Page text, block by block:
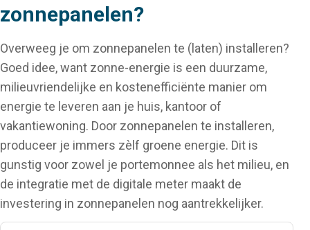
zonnepanelen?
Overweeg je om zonnepanelen te (laten) installeren?
Goed idee, want zonne-energie is een duurzame,
milieuvriendelijke en kostenefficiënte manier om
energie te leveren aan je huis, kantoor of
vakantiewoning. Door zonnepanelen te installeren,
produceer je immers zèlf groene energie. Dit is
gunstig voor zowel je portemonnee als het milieu, en
de integratie met de digitale meter maakt de
investering in zonnepanelen nog aantrekkelijker.